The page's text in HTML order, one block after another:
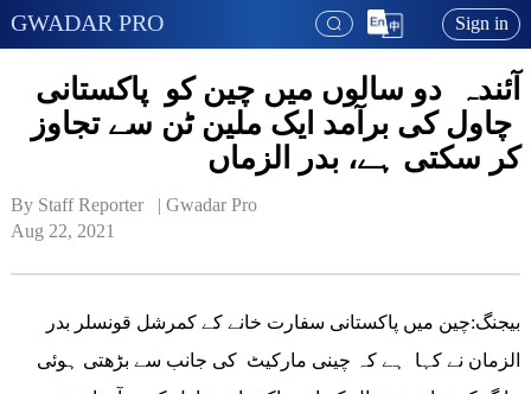
GWADAR PRO Sign in
آئندہ دو سالوں میں چین کو پاکستانی
چاول کی برآمد ایک ملین ٹن سے تجاوز
کر سکتی ہے، بدر الزماں
By Staff Reporter   | Gwadar Pro
Aug 22, 2021
الزمان نے کہا ہے کہ چینی مارکیٹ کی جانب سے بڑھتی ہوئی